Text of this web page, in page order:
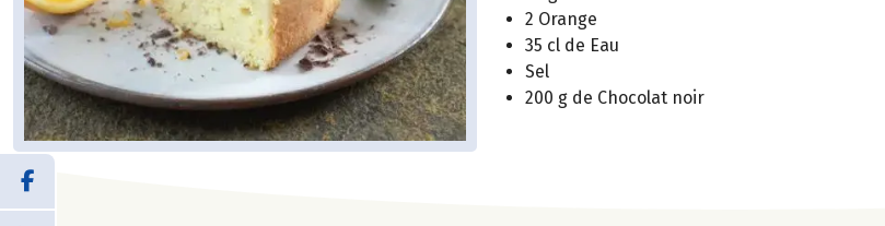
2 Orange
35 cl de Eau
Sel
200 g de Chocolat noir